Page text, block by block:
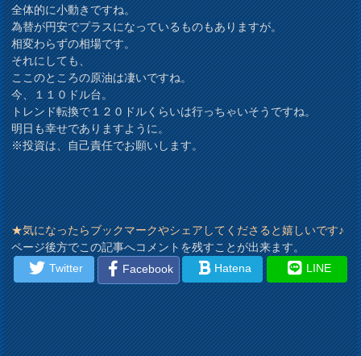
全体的に小動きですね。
為替が円安でプラスになっているものもありますが。
相変わらずの相場です。
それにしても、
ここのところの原油は凄いですね。
今、１１０ドル台。
トレンド転換で１２０ドルくらいは行っちゃいそうですね。
明日も幸せでありますように。
※投資は、自己責任でお願いします。
★気になったらブックマークやシェアしてくださると嬉しいです♪
ページ後方でこの記事へコメントを残すことが出来ます。
Twitter
Facebook Hatena LINE